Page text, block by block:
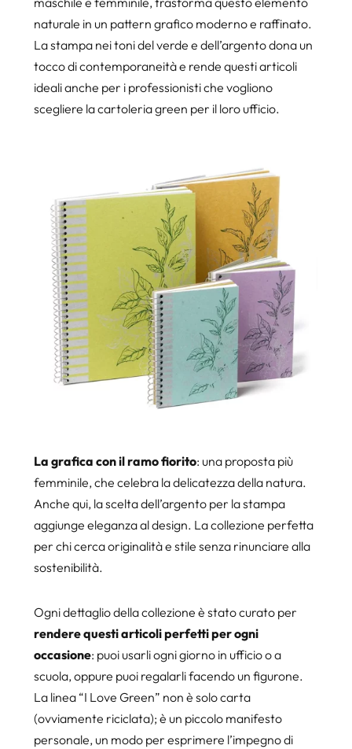
naturale in un pattern grafico moderno e raffinato.
La stampa nei toni del verde e dell’argento dona un
tocco di contemporaneità e rende questi articoli
ideali anche per i professionisti che vogliono
scegliere la cartoleria green per il loro ufficio.
La grafica con il ramo fiorito: una proposta più
femminile, che celebra la delicatezza della natura.
Anche qui, la scelta dell’argento per la stampa
aggiunge eleganza al design. La collezione perfetta
per chi cerca originalità e stile senza rinunciare alla
sostenibilità.
Ogni dettaglio della collezione è stato curato per
rendere questi articoli perfetti per ogni
occasione: puoi usarli ogni giorno in ufficio o a
scuola, oppure puoi regalarli facendo un figurone.
La linea “I Love Green” non è solo carta
(ovviamente riciclata); è un piccolo manifesto
personale, un modo per esprimere l’impegno di